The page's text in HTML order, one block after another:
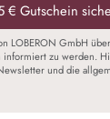
€ Gutschein
LOBERON GmbH
informiert zu werden.
und die